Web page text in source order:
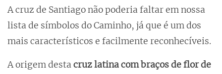
A cruz de Santiago não poderia faltar em nossa
lista de símbolos do Caminho, já que é um dos
mais característicos e facilmente reconhecíveis.
A origem destacruz latina com braços de flor de